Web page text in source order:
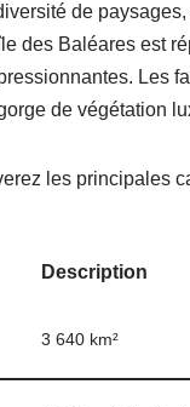
de
des Baléares est
Les
de végétation
les principales
Description
3 640 km²